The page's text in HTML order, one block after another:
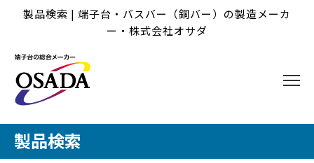
製品検索 | 端子台・バスバー（銅バー）の製造メーカ
ー・株式会社オサダ
製品検索